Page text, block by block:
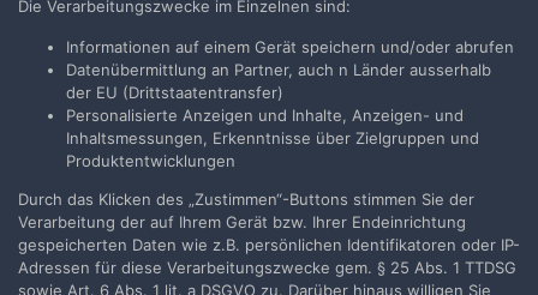
Teilen Folgen
Zur Themenübersicht
Filmvorführer.de via Google durchsuchen:
Sprache Impressum / Datenschutzerklärung
Die Verarbeitungszwecke im Einzelnen sind:
Informationen auf einem Gerät speichern und/oder abrufen
Datenübermittlung an Partner, auch n Länder ausserhalb
der EU (Drittstaatentransfer)
Personalisierte Anzeigen und Inhalte, Anzeigen- und
Inhaltsmessungen, Erkenntnisse über Zielgruppen und
Produktentwicklungen
Durch das Klicken des „Zustimmen“-Buttons stimmen Sie der
Verarbeitung der auf Ihrem Gerät bzw. Ihrer Endeinrichtung
gespeicherten Daten wie z.B. persönlichen Identifikatoren oder IP-
Adressen für diese Verarbeitungszwecke gem. § 25 Abs. 1 TTDSG
sowie Art. 6 Abs. 1 lit. a DSGVO zu. Darüber hinaus willigen Sie